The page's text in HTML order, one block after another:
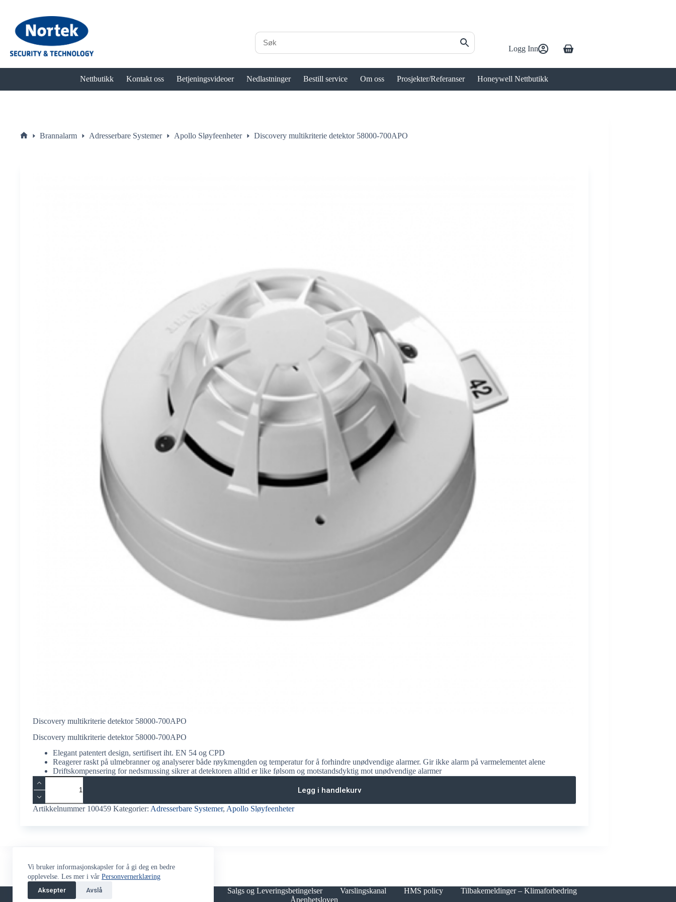
innholdet
Vi bruker informasjonskapsler for å gi deg en bedre
opplevelse. Les mer i vår Personvernerklæring
Aksepter
Avslå
Logg Inn Handlekurv
Nettbutikk Kontakt oss Betjeningsvideoer Nedlastninger Bestill service Om oss Prosjekter/Referanser Honeywell Nettbutikk
Brannalarm Adresserbare Systemer Apollo Sløyfeenheter Discovery multikriterie detektor 58000-700APO
Discovery multikriterie detektor 58000-700APO
Discovery multikriterie detektor 58000-700APO
Elegant patentert design, sertifisert iht. EN 54 og CPD
Reagerer raskt på ulmebranner og analyserer både røykmengden og temperatur for å forhindre unødvendige alarmer. Gir ikke alarm på varmelementet alene
Driftskompensering for nedsmussing sikrer at detektoren alltid er like følsom og motstandsdyktig mot unødvendige alarmer
Discovery
multikriterie
detektor
58000-
700APO
Legg i handlekurv
Artikkelnummer 100459 Kategorier: Adresserbare Systemer, Apollo Sløyfeenheter
Returskjema Salgs og Leveringsbetingelser Varslingskanal HMS policy
Tilbakemeldinger – Klimaforbedring
Åpenhetsloven